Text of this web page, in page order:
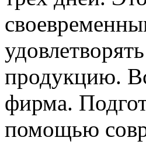
продукцию.
фирма.
помощью